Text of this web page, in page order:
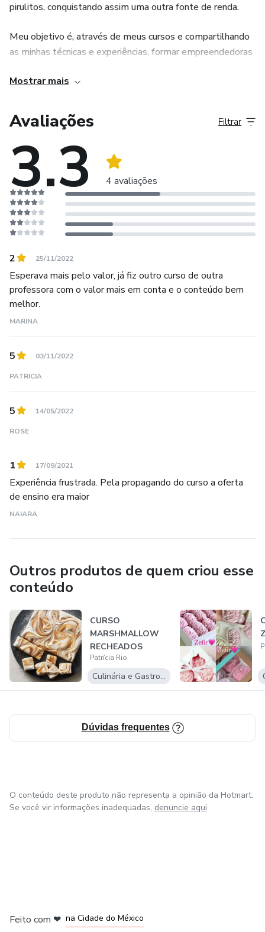
pirulitos, conquistando assim uma outra fonte de renda.
Meu objetivo é, através de meus cursos e compartilhando
as minhas técnicas e experiências, formar empreendedoras
produção de pirulitos.
** TODA MENTORIA E SUPORTE É DADO ATRAVÉS
DO MEU WHATSAPP : 55(11)99936-8000 **
Mostrar mais
Avaliações
3.3 4 avaliações
Filtrar
2 25/11/2022
Esperava mais pelo valor, já fiz outro curso de outra
professora com o valor mais em conta e o conteúdo bem
melhor.
MARINA
5 03/11/2022
PATRICIA
5 14/05/2022
ROSE
1 17/09/2021
Experiência frustrada. Pela propagando do curso a oferta
de ensino era maior
NAIARA
Outros produtos de quem criou esse
conteúdo
CURSO
MARSHMALLOW
RECHEADOS
GOURMET
Patrícia Rio
Culinária e Gastronomia
Dúvidas frequentes
O conteúdo deste produto não representa a opinião da Hotmart.
Se você vir informações inadequadas, denuncie aqui
Feito com ❤ na Cidade do México